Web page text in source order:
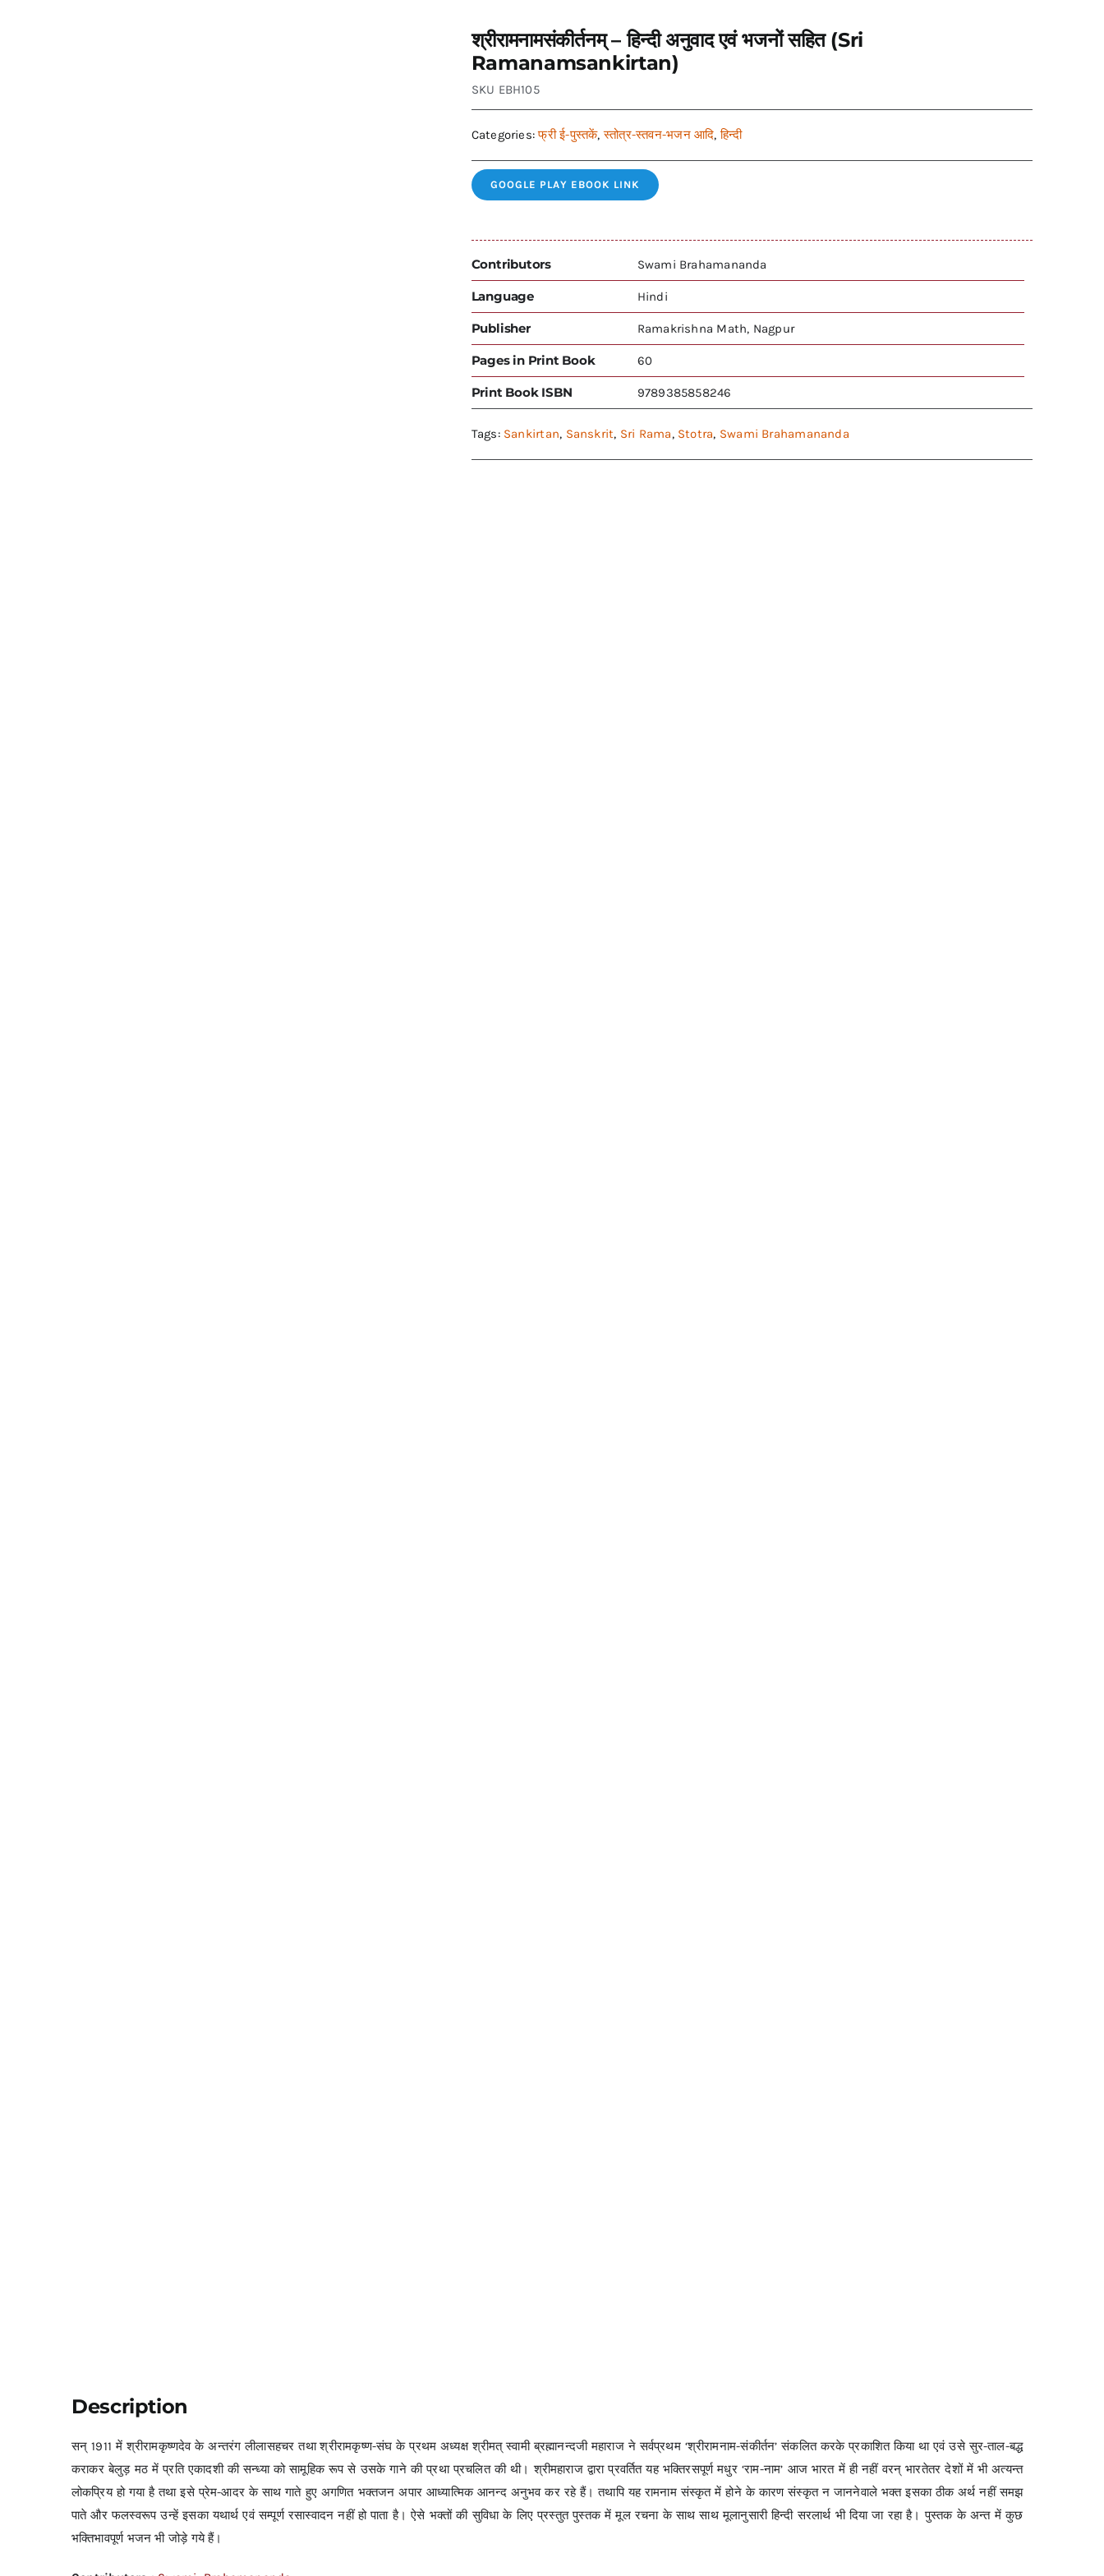
श्रीरामनामसंकीर्तनम् – हिन्दी अनुवाद एवं भजनों सहित (Sri
Ramanamsankirtan)
SKU EBH105
Categories:फ्री ई-पुस्तकें,स्तोत्र-स्तवन-भजन आदि,हिन्दी
GOOGLE PLAY EBOOK LINK
Contributors Swami Brahamananda
Language Hindi
Publisher Ramakrishna Math, Nagpur
Pages in Print Book 60
Print Book ISBN 9789385858246
Tags: Sankirtan, Sanskrit, Sri Rama, Stotra, Swami Brahamananda
Description
सन् 1911 में श्रीरामकृष्णदेव के अन्तरंग लीलासहचर तथा श्रीरामकृष्ण-संघ के प्रथम अध्यक्ष श्रीमत् स्वामी ब्रह्मानन्दजी महाराज ने सर्वप्रथम ‘श्रीरामनाम-संकीर्तन’ संकलित करके प्रकाशित किया था एवं उसे सुर-ताल-बद्ध
कराकर बेलुड़ मठ में प्रति एकादशी की सन्ध्या को सामूहिक रूप से उसके गाने की प्रथा प्रचलित की थी। श्रीमहाराज द्वारा प्रवर्तित यह भक्तिरसपूर्ण मधुर ‘राम-नाम’ आज भारत में ही नहीं वरन् भारतेतर देशों में भी अत्यन्त
लोकप्रिय हो गया है तथा इसे प्रेम-आदर के साथ गाते हुए अगणित भक्तजन अपार आध्यात्मिक आनन्द अनुभव कर रहे हैं। तथापि यह रामनाम संस्कृत में होने के कारण संस्कृत न जाननेवाले भक्त इसका ठीक अर्थ नहीं समझ
पाते और फलस्वरूप उन्हें इसका यथार्थ एवं सम्पूर्ण रसास्वादन नहीं हो पाता है। ऐसे भक्तों की सुविधा के लिए प्रस्तुत पुस्तक में मूल रचना के साथ साथ मूलानुसारी हिन्दी सरलार्थ भी दिया जा रहा है। पुस्तक के अन्त में कुछ
भक्तिभावपूर्ण भजन भी जोड़े गये हैं।